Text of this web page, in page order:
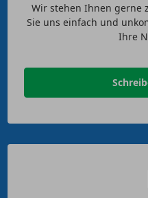
Wir stehen Ihnen gerne
Sie uns einfach und
Ihre